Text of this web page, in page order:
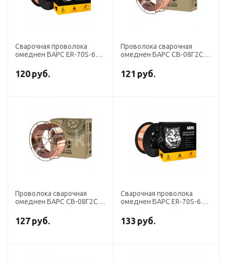
Сварочная проволока
омеднен БАРС ER-70S-6
кг аналог СВ-08ГС)
120 руб.
Проволока сварочная
омеднен БАРС СВ-08Г2С
18 кг К-300) СМС
121 руб.
Проволока сварочная
омеднен БАРС СВ-08Г2С
15 кг К-300) СМС
127 руб.
Сварочная проволока
омеднен БАРС ER-70S-6
15 кг аналог СВ-08ГС)
133 руб.